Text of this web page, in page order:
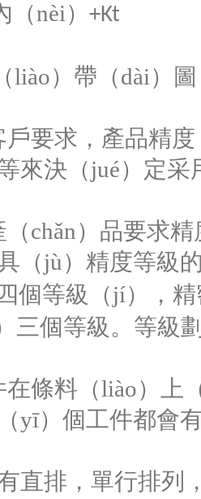
（nèi） +Kt
liào）帶（dài）
戶要求，產品精
來決（jué）定
（chǎn）品要求
（jù）精度等級
四個等級（jí），
三個等級。等級
條料（liào）上
yī）個工件都會
直排，單行排列